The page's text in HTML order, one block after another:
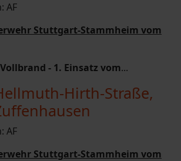
AF
Stuttgart-Stammheim vom
- 1. Einsatz vom...
Hirth-Straße,
AF
Stuttgart-Stammheim vom